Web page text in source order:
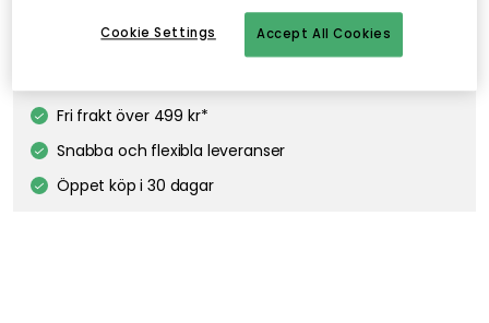
I webblager
Fri frakt över 499 kr*
Snabba och flexibla leveranser
Öppet köp i 30 dagar
Accept All Cookies
Cookie Settings